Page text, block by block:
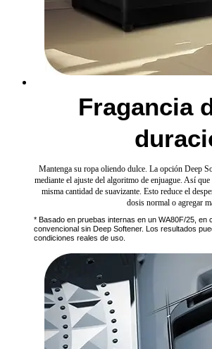
Fragancia
Mantenga su ropa oliendo dulce. La opción Deep
mediante el ajuste del algoritmo de enjuague. Así
misma cantidad de suavizante. Esto reduce el
dosis normal o agregar
* Basado en pruebas internas en un WA80F/25, en
convencional sin Deep Softener. Los resultados
condiciones reales de uso.